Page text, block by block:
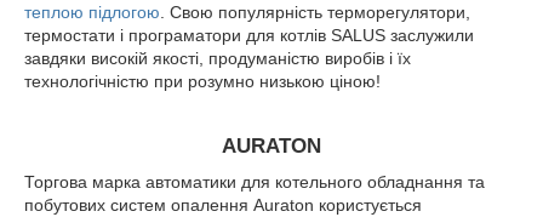
теплою підлогою . Свою популярність терморегулятори,
термостати і програматори для котлів SALUS заслужили
завдяки високій якості, продуманістю виробів і їх
технологічністю при розумно низькою ціною!
AURATON
Торгова марка автоматики для котельного обладнання та
побутових систем опалення Auraton користується